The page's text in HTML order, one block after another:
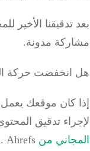
مشاركة مدونة.
هل انخفضت حركة
لإجراء تدقيق
المجاني من
.